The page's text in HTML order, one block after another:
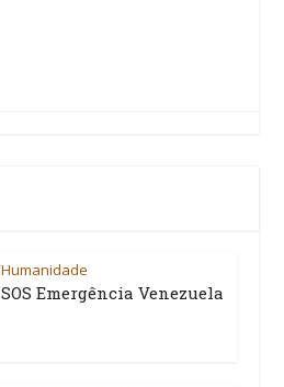
Humanidade
SOS Emergência Venezuela